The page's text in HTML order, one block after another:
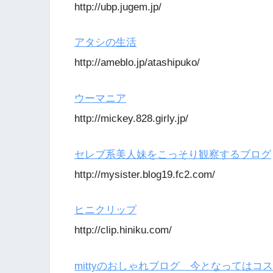
http://ubp.jugem.jp/
アタシの生活
http://ameblo.jp/atashipuko/
ウーマニア
http://mickey.828.girly.jp/
セレブ系美人妹をこっそり観察するブログ
http://mysister.blog19.fc2.com/
ヒニクリップ
http://clip.hiniku.com/
mittyのおしゃれブログ 今となってはコ